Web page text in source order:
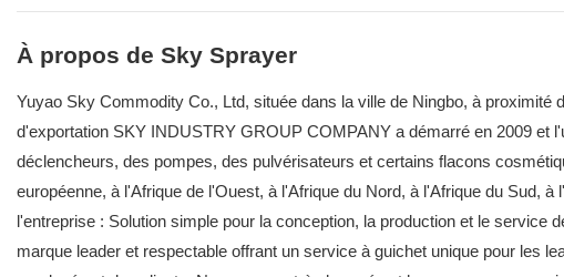
À propos de Sky Sprayer
Yuyao Sky Commodity Co., Ltd, située dans la ville de Ningbo, à proximité
d'exportation SKY INDUSTRY GROUP COMPANY a démarré en 2009 et
déclencheurs, des pompes, des pulvérisateurs et certains flacons
européenne, à l'Afrique de l'Ouest, à l'Afrique du Nord, à l'Afrique du Sud,
l'entreprise : Solution simple pour la conception, la production et le service
marque leader et respectable offrant un service à guichet unique pour les